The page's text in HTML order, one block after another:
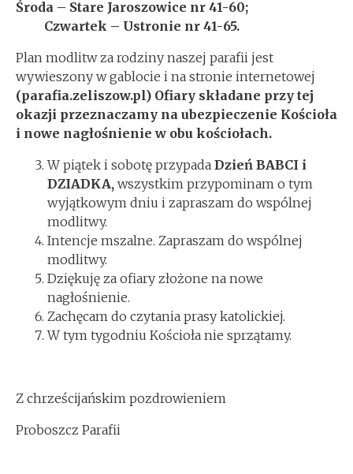
Środa – Stare Jaroszowice nr 41-60;
Czwartek – Ustronie nr 41-65.
Plan modlitw za rodziny naszej parafii jest
wywieszony w gablocie i na stronie internetowej
(parafia.zeliszow.pl) Ofiary składane przy tej
okazji przeznaczamy na ubezpieczenie Kościoła
i nowe nagłośnienie w obu kościołach.
W piątek i sobotę przypada Dzień BABCI i
DZIADKA, wszystkim przypominam o tym
wyjątkowym dniu i zapraszam do wspólnej
modlitwy.
Intencje mszalne. Zapraszam do wspólnej
modlitwy.
Dziękuję za ofiary złożone na nowe
nagłośnienie.
Zachęcam do czytania prasy katolickiej.
W tym tygodniu Kościoła nie sprzątamy.
Z chrześcijańskim pozdrowieniem
Proboszcz Parafii